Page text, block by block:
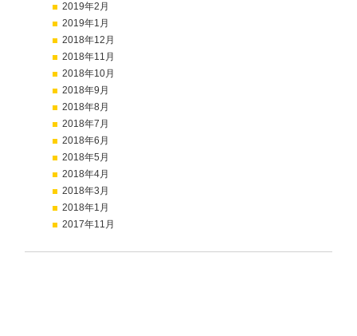
2019年2月
2019年1月
2018年12月
2018年11月
2018年10月
2018年9月
2018年8月
2018年7月
2018年6月
2018年5月
2018年4月
2018年3月
2018年1月
2017年11月